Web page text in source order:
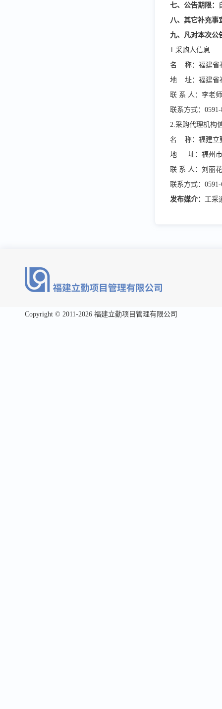
七、公告期限：
八、其它补充事
九、凡对本次公
1.采购人信息
名
称：福建省
地
址：福建省
联 系 人：李老
联系方式：
2.采购代理机构
名
称：
地
址：福州
联 系 人：刘丽
联系方式：
发布媒介： 工采
Copyright © 2011-2026 福建立勤项目管理有限公司